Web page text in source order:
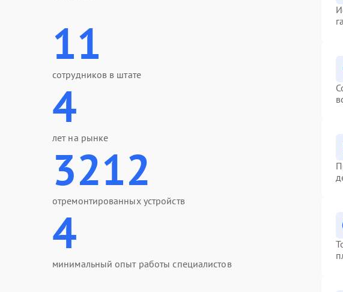
11
сотрудников в штате
4
лет на рынке
3212
отремонтированных устройств
4
минимальный опыт работы специалистов